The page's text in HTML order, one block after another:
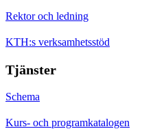
Rektor och ledning
KTH:s verksamhetsstöd
Tjänster
Schema
Kurs- och programkatalogen